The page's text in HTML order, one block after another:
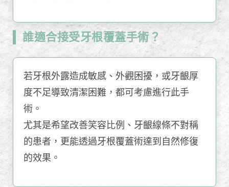
誰適合接受牙根覆蓋手術？
若牙根外露造成敏感、外觀困擾，或牙齦厚
度不足導致清潔困難，都可考慮進行此手
術。
尤其是希望改善笑容比例、牙齦線條不對稱
的患者，更能透過牙根覆蓋術達到自然修復
的效果。